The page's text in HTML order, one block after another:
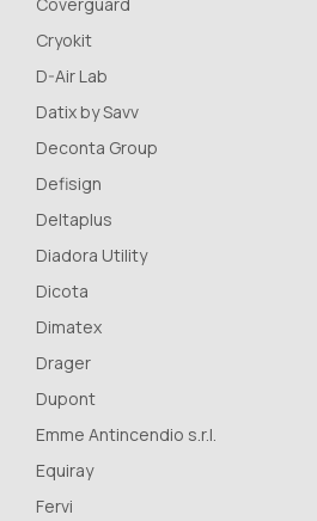
Cryokit
D-Air Lab
Datix by Savv
Deconta Group
Defisign
Deltaplus
Diadora Utility
Dicota
Dimatex
Drager
Dupont
Emme Antincendio s.r.l.
Equiray
Fervi